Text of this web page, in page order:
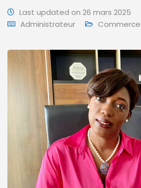
Last updated on 26 mars 2025
Administrateur
Commerce